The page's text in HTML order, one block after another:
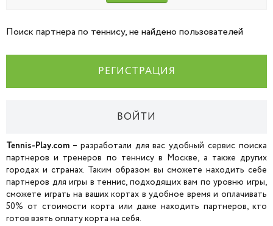
Поиск партнера по теннису, не найдено пользователей
РЕГИСТРАЦИЯ
ВОЙТИ
Tennis-Play.com – разработали для вас удобный сервис поиска
партнеров и тренеров по теннису в Москве, а также других
городах и странах. Таким образом вы сможете находить себе
партнеров для игры в теннис, подходящих вам по уровню игры,
сможете играть на ваших кортах в удобное время и оплачивать
50% от стоимости корта или даже находить партнеров, кто
готов взять оплату корта на себя.